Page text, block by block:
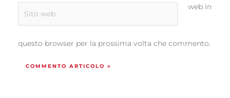
web
web in
questo browser per la prossima volta che commento.